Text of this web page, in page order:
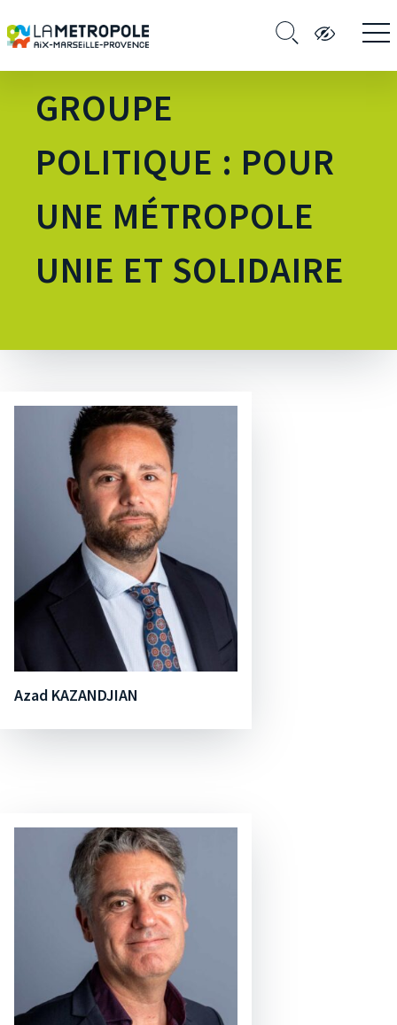
GROUPE
POLITIQUE : POUR
UNE MÉTROPOLE
UNIE ET SOLIDAIRE
Azad KAZANDJIAN